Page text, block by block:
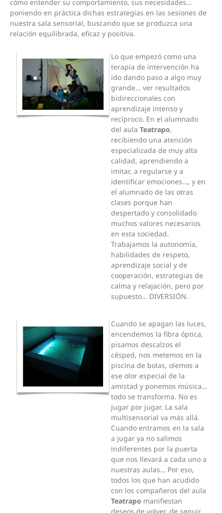
cómo entender su comportamiento, sus necesidades…
poniendo en práctica dichas estrategias en las sesiones de
nuestra sala sensorial, buscando que se produzca una
relación equilibrada, eficaz y positiva.
Lo que empezó como una
terapia de intervención ha
ido dando paso a algo muy
grande… ver resultados
bidireccionales con
aprendizaje intenso y
recíproco. En el alumnado
del aula Teatrapo,
recibiendo una atención
especializada de muy alta
calidad, aprendiendo a
imitar, a regularse y a
identificar emociones…, y en
el alumnado de las otras
clases porque han
despertado y consolidado
muchos valores necesarios
en esta sociedad.
Trabajamos la autonomía,
habilidades de respeto,
aprendizaje social y de
cooperación, estrategias de
calma y relajación, pero por
supuesto… DIVERSIÓN.
Cuando se apagan las luces,
encendemos la fibra óptica,
pisamos descalzos el
césped, nos metemos en la
piscina de bolas, olemos a
ese olor especial de la
amistad y ponemos música…
todo se transforma. No es
jugar por jugar. La sala
multisensorial va más allá.
Cuando entramos en la sala
a jugar ya no salimos
indiferentes por la puerta
que nos llevará a cada uno a
nuestras aulas… Por eso,
todos los que han acudido
con los compañeros del aula
Teatrapo manifiestan